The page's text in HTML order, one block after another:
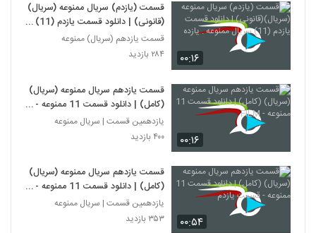
۰۰:۱۶
قسمت (یازدم) سریال ممنوعه (سریال)
(قانونی) | دانلود قسمت یازدم (11)
سریال ممنوعه . یازده
قسمت یازدهم (سریال) ممنوعه
۲۸۴ بازدید
۰۰:۱۶
قسمت یازدهم سریال ممنوعه (سریال)
(کامل) | دانلود قسمت 11 ممنوعه -
FILM
یازدهمین قسمت | سریال ممنوعه
۴۰۰ بازدید
۰۰:۵۴
قسمت یازدهم سریال ممنوعه (سریال)
(کامل) | دانلود قسمت 11 ممنوعه -
قسمت یازدم
یازدهمین قسمت | سریال ممنوعه
۳۵۳ بازدید